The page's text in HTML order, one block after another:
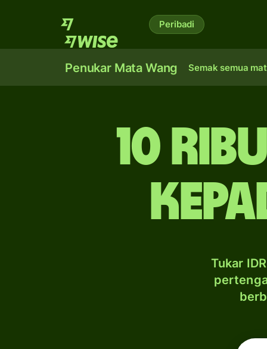
Peribadi
Penukar Mata Wang Semak semua
10
Tukar